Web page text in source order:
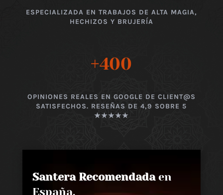
ESPECIALIZADA EN TRABAJOS DE ALTA MAGIA,
HECHIZOS Y BRUJERÍA
+400
OPINIONES REALES EN GOOGLE DE CLIENT@S
SATISFECHOS. RESEÑAS DE 4,9 SOBRE 5
★★★★★
Santera Recomendadaen
España,